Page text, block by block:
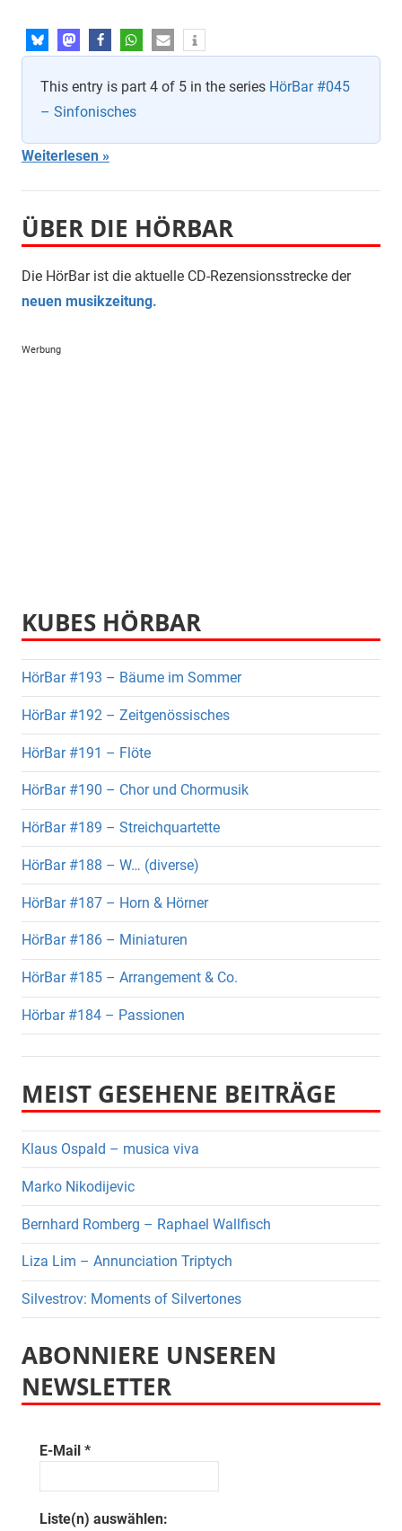
This entry is part 4 of 5 in the series HörBar #045
– Sinfonisches
Weiterlesen
ÜBER DIE HÖRBAR
Die HörBar ist die aktuelle CD-Rezensionsstrecke der
neuen musikzeitung.
Werbung
KUBES HÖRBAR
HörBar #193 – Bäume im Sommer
HörBar #192 – Zeitgenössisches
HörBar #191 – Flöte
HörBar #190 – Chor und Chormusik
HörBar #189 – Streichquartette
HörBar #188 – W… (diverse)
HörBar #187 – Horn & Hörner
HörBar #186 – Miniaturen
HörBar #185 – Arrangement & Co.
Hörbar #184 – Passionen
MEIST GESEHENE BEITRÄGE
Klaus Ospald – musica viva
Marko Nikodijevic
Bernhard Romberg – Raphael Wallfisch
Liza Lim – Annunciation Triptych
Silvestrov: Moments of Silvertones
ABONNIERE UNSEREN
NEWSLETTER
E-Mail *
Liste(n) auswählen: